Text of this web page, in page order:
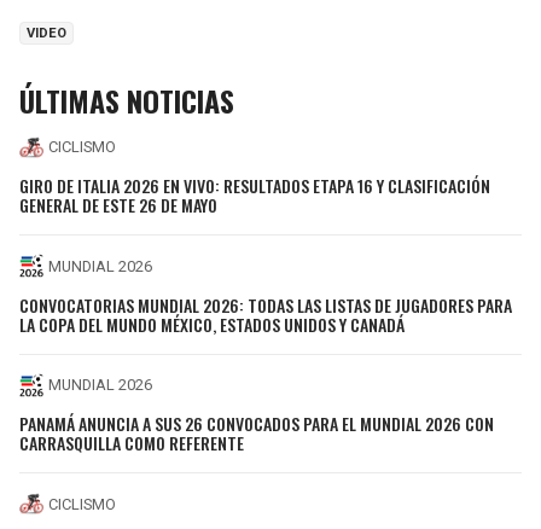
VIDEO
ÚLTIMAS NOTICIAS
CICLISMO
GIRO DE ITALIA 2026 EN VIVO: RESULTADOS ETAPA 16 Y CLASIFICACIÓN
GENERAL DE ESTE 26 DE MAYO
MUNDIAL 2026
CONVOCATORIAS MUNDIAL 2026: TODAS LAS LISTAS DE JUGADORES PARA
LA COPA DEL MUNDO MÉXICO, ESTADOS UNIDOS Y CANADÁ
MUNDIAL 2026
PANAMÁ ANUNCIA A SUS 26 CONVOCADOS PARA EL MUNDIAL 2026 CON
CARRASQUILLA COMO REFERENTE
CICLISMO